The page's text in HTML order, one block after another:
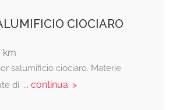
CIOCIARO
km
salumificio ciociaro. Materie
di ... continua: >